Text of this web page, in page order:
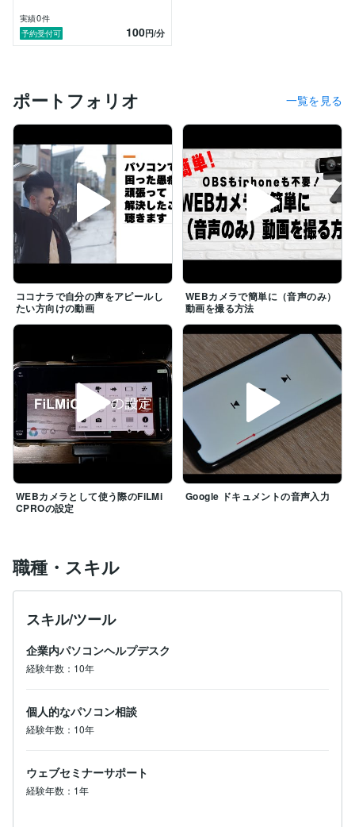
ポート。
住宅販売会社でゼロからシステムを覚えたので、
解決をサポートします。
ちょっと敷居の高い動画配信やライブ配信もしっかりサ
簡単な配信であれば、ご自身で出来る方法もレクチャー
いたします。
以下の内容について手順を踏んでのサポートが可能で
す。
・通信環境確認（通信インフラの状況確認・変更相談）
・パソコン購入・パソコン設定（新品購入）
・周辺機器設定（プリンター・WEBカメラ）
・Googleサービスの準備（ビジネス使用分）
・Zoom等WEB会議システムの準備
・ロゴやサムネイル作成（Canva使い方講習）
・ドメイン取得・サーバー契約サポート（サーバー申し
・SNS設定（facebook/twitter/インスタ）
・Youtubeブランドチャンネル準備
・WEBカメラによる簡単な動画配信方法
・オンライン・ライブ配信サポート
・オンラインサロン開設サポート
実績0件
予約受付可
100円/分
ポートフォリオ 一覧を見る
ココナラで自分の声をアピールし
たい方向けの動画
WEBカメラで簡単に（音声のみ）
動画を撮る方法
WEBカメラとして使う際のFiLMi
CPROの設定
Google ドキュメントの音声入力
職種・スキル
スキル/ツール
企業内パソコンヘルプデスク
経験年数：10年
個人的なパソコン相談
経験年数：10年
ウェブセミナーサポート
経験年数：1年